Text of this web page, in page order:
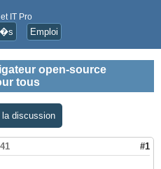
IT Pro
Emploi
open-source
tous
la discussion
#1